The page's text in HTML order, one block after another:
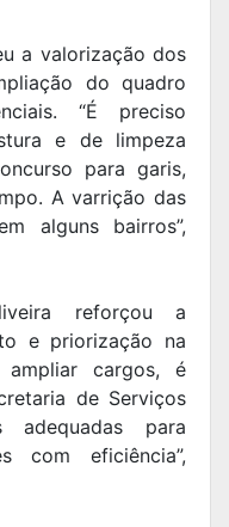
a valorização dos
do quadro
“É preciso
e de limpeza
para garis,
A varrição das
alguns bairros”,
reforçou a
e priorização na
ampliar cargos, é
de Serviços
adequadas para
com eficiência”,